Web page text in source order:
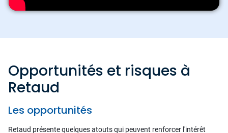
Opportunités et risques à
Retaud
Les opportunités
Retaud présente quelques atouts qui peuvent renforcer l'intérêt